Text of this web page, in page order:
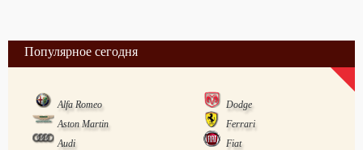
Популярное сегодня
Alfa Romeo
Dodge
Aston Martin
Ferrari
Audi
Fiat